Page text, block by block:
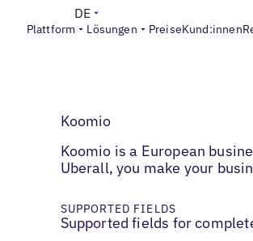
Plattform Lösungen PreiseKund:innen
DE
Koomio
Koomio is a European
Uberall, you make your
SUPPORTED FIELDS
Supported fields for